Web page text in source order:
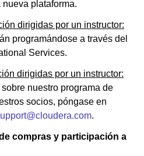
plataforma.
dirigidas por un instructor:
programándose a través del
Services.
dirigidas por un instructor:
nuestro programa de
socios, póngase en
.
compras y participación a